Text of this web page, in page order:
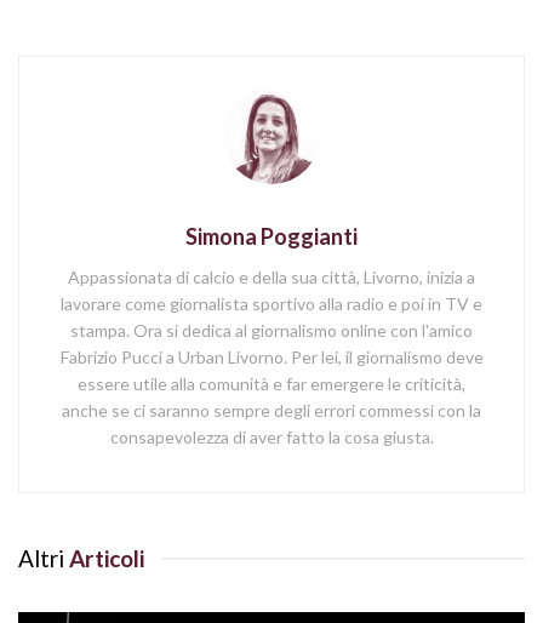
Simona Poggianti
Appassionata di calcio e della sua città, Livorno, inizia a
lavorare come giornalista sportivo alla radio e poi in TV e
stampa. Ora si dedica al giornalismo online con l'amico
Fabrizio Pucci a Urban Livorno. Per lei, il giornalismo deve
essere utile alla comunità e far emergere le criticità,
anche se ci saranno sempre degli errori commessi con la
consapevolezza di aver fatto la cosa giusta.
Altri Articoli